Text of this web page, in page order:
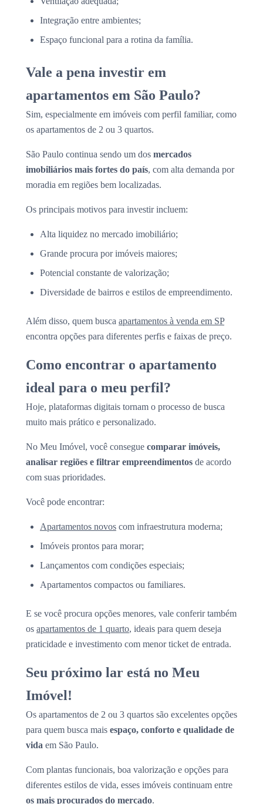
Integração entre ambientes;
Espaço funcional para a rotina da família.
Vale a pena investir em
apartamentos em São Paulo?
Sim, especialmente em imóveis com perfil familiar, como
os apartamentos de 2 ou 3 quartos.
São Paulo continua sendo um dos mercados
imobiliários mais fortes do país, com alta demanda por
moradia em regiões bem localizadas.
Os principais motivos para investir incluem:
Alta liquidez no mercado imobiliário;
Grande procura por imóveis maiores;
Potencial constante de valorização;
Diversidade de bairros e estilos de empreendimento.
Além disso, quem busca apartamentos à venda em SP
encontra opções para diferentes perfis e faixas de preço.
Como encontrar o apartamento
ideal para o meu perfil?
Hoje, plataformas digitais tornam o processo de busca
muito mais prático e personalizado.
No Meu Imóvel, você consegue comparar imóveis,
analisar regiões e filtrar empreendimentos de acordo
com suas prioridades.
Você pode encontrar:
Apartamentos novos com infraestrutura moderna;
Imóveis prontos para morar;
Lançamentos com condições especiais;
Apartamentos compactos ou familiares.
E se você procura opções menores, vale conferir também
os apartamentos de 1 quarto, ideais para quem deseja
praticidade e investimento com menor ticket de entrada.
Seu próximo lar está no Meu
Imóvel!
Os apartamentos de 2 ou 3 quartos são excelentes opções
para quem busca mais espaço, conforto e qualidade de
vida em São Paulo.
Com plantas funcionais, boa valorização e opções para
diferentes estilos de vida, esses imóveis continuam entre
os mais procurados do mercado.